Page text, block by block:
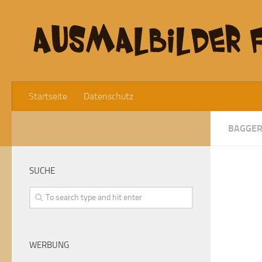
Startseite Datenschutz
BAGGER
SUCHE
WERBUNG